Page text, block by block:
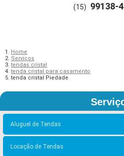
(15) 99138-
Home
Serviços
tendas cristal
tenda cristal para casamento
tenda cristal Piedade
Aluguel de Tendas
Locação de Tendas